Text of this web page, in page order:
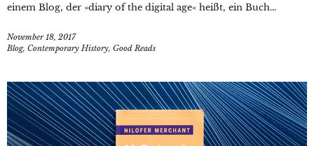
einem Blog, der »diary of the digital age« heißt, ein Buch...
November 18, 2017
Blog, Contemporary History, Good Reads